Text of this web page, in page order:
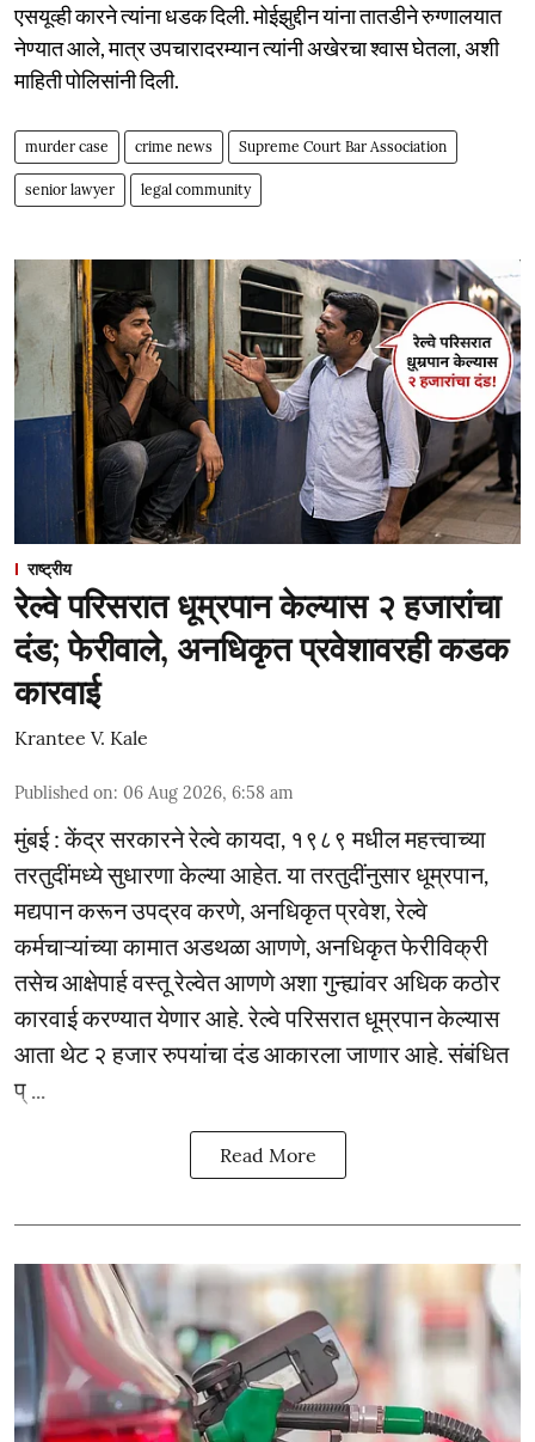
एसयूव्ही कारने त्यांना धडक दिली. मोईझुद्दीन यांना तातडीने रुग्णालयात
नेण्यात आले, मात्र उपचारादरम्यान त्यांनी अखेरचा श्वास घेतला, अशी
माहिती पोलिसांनी दिली.
murder case crime news Supreme Court Bar Association
senior lawyer legal community
राष्ट्रीय
रेल्वे परिसरात धूम्रपान केल्यास २ हजारांचा
दंड; फेरीवाले, अनधिकृत प्रवेशावरही कडक
कारवाई
Krantee V. Kale
Published on: 06 Aug 2026, 6:58 am
मुंबई : केंद्र सरकारने रेल्वे कायदा, १९८९ मधील महत्त्वाच्या
तरतुदींमध्ये सुधारणा केल्या आहेत. या तरतुदींनुसार धूम्रपान,
मद्यपान करून उपद्रव करणे, अनधिकृत प्रवेश, रेल्वे
कर्मचाऱ्यांच्या कामात अडथळा आणणे, अनधिकृत फेरीविक्री
तसेच आक्षेपार्ह वस्तू रेल्वेत आणणे अशा गुन्ह्यांवर अधिक कठोर
कारवाई करण्यात येणार आहे. रेल्वे परिसरात धूम्रपान केल्यास
आता थेट २ हजार रुपयांचा दंड आकारला जाणार आहे. संबंधित
प् ...
Read More